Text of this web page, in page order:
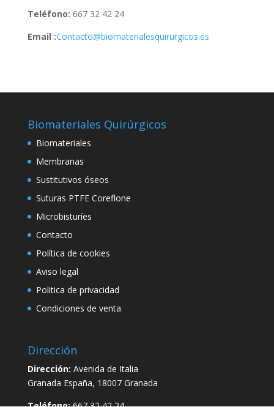
Teléfono: 667 32 42 24
Email :Contacto@biomaterialesquirurgicos.es
Biomateriales Quirúrgicos
Biomateriales
Membranas
Sustitutivos óseos
Suturas PTFE Coreflone
Microbisturíes
Contacto
Política de cookies
Aviso legal
Politica de privacidad
Condiciones de venta
Dirección
Dirección: Avenida de Italia
Granada España, 18007 Granada